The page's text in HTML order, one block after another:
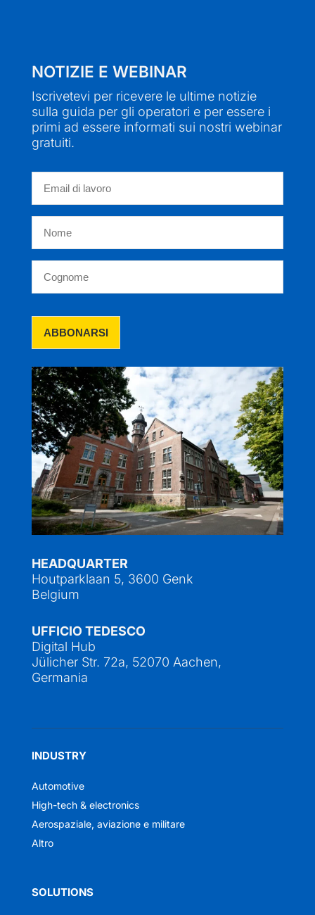
NOTIZIE E WEBINAR
Iscrivetevi per ricevere le ultime notizie
sulla guida per gli operatori e per essere i
primi ad essere informati sui nostri webinar
gratuiti.
HEADQUARTER
Houtparklaan 5, 3600 Genk
Belgium
UFFICIO TEDESCO
Digital Hub
Jülicher Str. 72a, 52070 Aachen,
Germania
INDUSTRY
Automotive
High-tech & electronics
Aerospaziale, aviazione e militare
Altro
SOLUTIONS